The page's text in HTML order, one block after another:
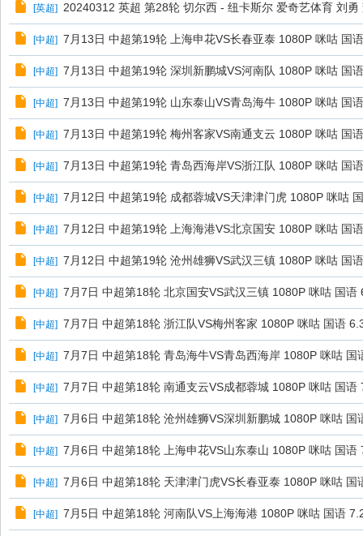
[英超] 20240312 英超 第28轮 切尔西 - 纽卡斯尔 爱奇艺体育 刘勇
[中超] 7月13日 中超第19轮 上海申花VS长春亚泰 1080P 咪咕 国
[中超] 7月13日 中超第19轮 深圳新鹏城VS河南队 1080P 咪咕 国
[中超] 7月13日 中超第19轮 山东泰山VS青岛海牛 1080P 咪咕 国
[中超] 7月13日 中超第19轮 梅州客家VS南通支云 1080P 咪咕 国
[中超] 7月13日 中超第19轮 青岛西海岸VS浙江队 1080P 咪咕 国
[中超] 7月12日 中超第19轮 成都蓉城VS天津津门虎 1080P 咪咕
[中超] 7月12日 中超第19轮 上海海港VS北京国安 1080P 咪咕 国
[中超] 7月12日 中超第19轮 沧州雄狮VS武汉三镇 1080P 咪咕 国
[中超] 7月7日 中超第18轮 北京国安VS武汉三镇 1080P 咪咕 国语
[中超] 7月7日 中超第18轮 浙江队VS梅州客家 1080P 咪咕 国语
[中超] 7月7日 中超第18轮 青岛海牛VS青岛西海岸 1080P 咪咕 国
[中超] 7月7日 中超第18轮 南通支云VS成都蓉城 1080P 咪咕 国语
[中超] 7月6日 中超第18轮 沧州雄狮VS深圳新鹏城 1080P 咪咕 国
[中超] 7月6日 中超第18轮 上海申花VS山东泰山 1080P 咪咕 国语
[中超] 7月6日 中超第18轮 天津津门虎VS长春亚泰 1080P 咪咕 国
[中超] 7月5日 中超第18轮 河南队VS上海海港 1080P 咪咕 国语